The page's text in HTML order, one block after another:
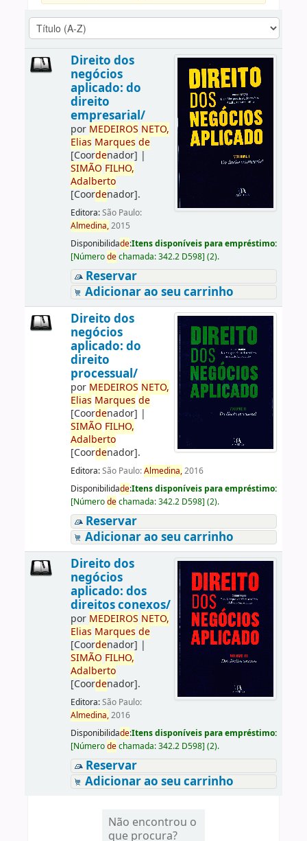
Direito dos
negócios
aplicado: do
direito
empresarial/
por MEDEIROS NETO,
Elias Marques de
[Coordenador] |
SIMÃO FILHO,
Adalberto
[Coordenador].
Editora:São Paulo:
Almedina,2015
Disponibilidade:Itens disponíveis para empréstimo:
[Númerodechamada:342.2 D598] (2).
Reservar
Adicionar ao seu carrinho
Direito dos
negócios
aplicado: do
direito
processual/
por MEDEIROS NETO,
Elias Marques de
[Coordenador] |
SIMÃO FILHO,
Adalberto
[Coordenador].
Editora:São Paulo:Almedina,2016
Disponibilidade:Itens disponíveis para empréstimo:
[Númerodechamada:342.2 D598] (2).
Reservar
Adicionar ao seu carrinho
Direito dos
negócios
aplicado: dos
direitos conexos/
por MEDEIROS NETO,
Elias Marques de
[Coordenador] |
SIMÃO FILHO,
Adalberto
[Coordenador].
Editora:São Paulo:
Almedina,2016
Disponibilidade:Itens disponíveis para empréstimo:
[Númerodechamada:342.2 D598] (2).
Reservar
Adicionar ao seu carrinho
Não encontrou o
que procura?